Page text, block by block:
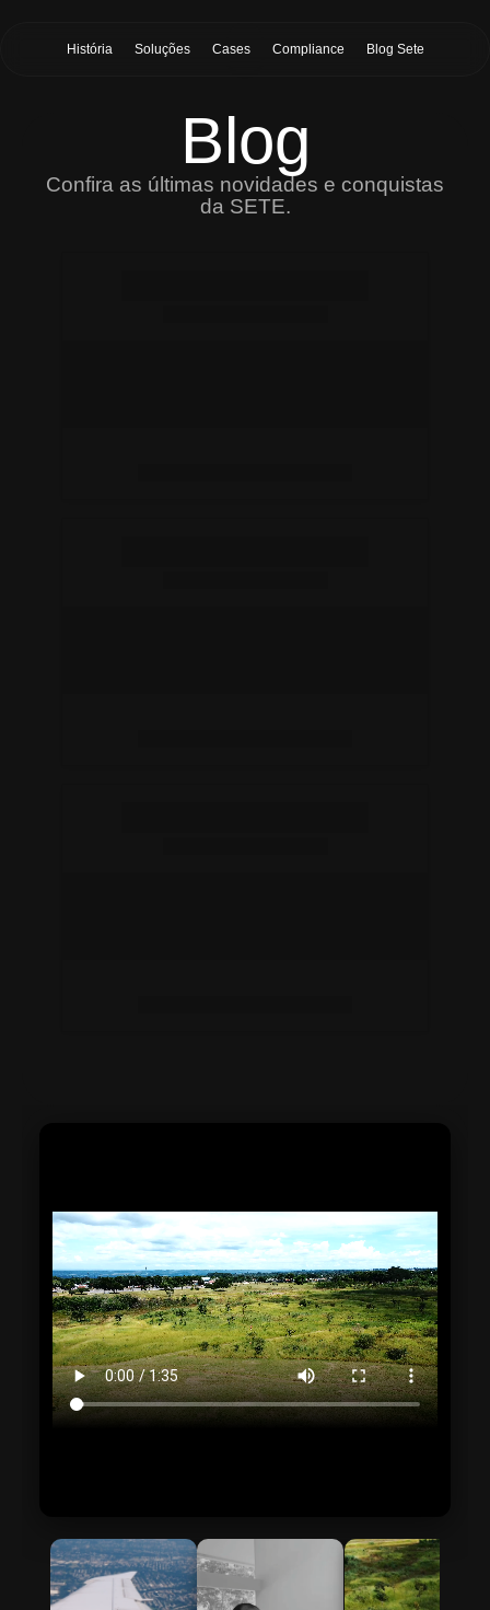
História Soluções Cases Compliance Blog Sete
Blog
Confira as últimas novidades e conquistas
da SETE.